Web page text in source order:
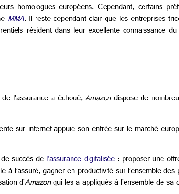
homologues européens. Cependant, certains
MMA. Il reste cependant clair que les entreprises
résident dans leur excellente connaissance
l’assurance a échoué,Amazondispose de
sur internet appuie son entrée sur le marché
succès del’assurance digitalisée: proposer une
l’assuré, gagner en productivité sur l’ensemble
d’Amazonqui les a appliqués à l’ensemble de sa